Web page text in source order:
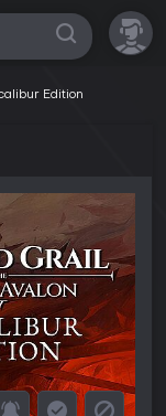
Edition